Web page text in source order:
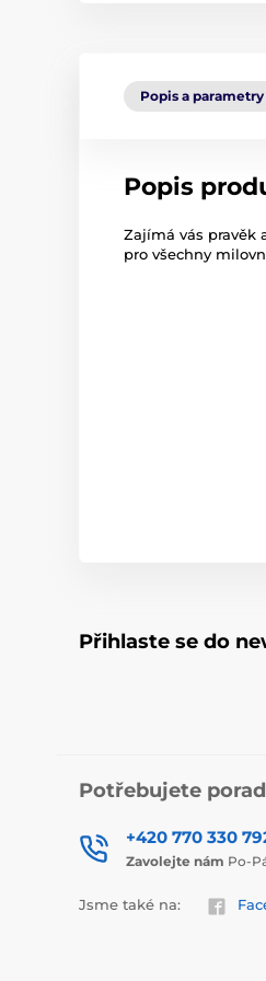
Popis a parametry
Popis
Zajímá vás pravěk
pro všechny
Přihlaste se do
Potřebujete
+420 770 330
Zavolejte nám Po-
Jsme také na: